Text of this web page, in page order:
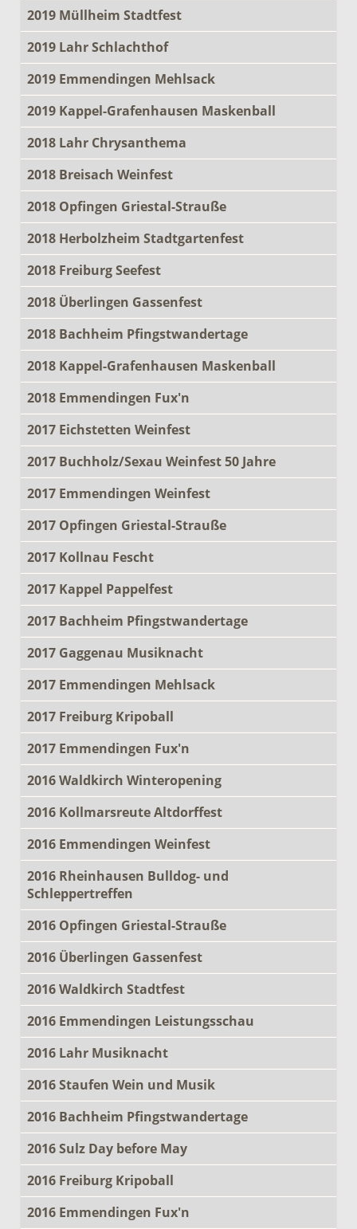
2019 Müllheim Stadtfest
2019 Lahr Schlachthof
2019 Emmendingen Mehlsack
2019 Kappel-Grafenhausen Maskenball
2018 Lahr Chrysanthema
2018 Breisach Weinfest
2018 Opfingen Griestal-Strauße
2018 Herbolzheim Stadtgartenfest
2018 Freiburg Seefest
2018 Überlingen Gassenfest
2018 Bachheim Pfingstwandertage
2018 Kappel-Grafenhausen Maskenball
2018 Emmendingen Fux'n
2017 Eichstetten Weinfest
2017 Buchholz/Sexau Weinfest 50 Jahre
2017 Emmendingen Weinfest
2017 Opfingen Griestal-Strauße
2017 Kollnau Fescht
2017 Kappel Pappelfest
2017 Bachheim Pfingstwandertage
2017 Gaggenau Musiknacht
2017 Emmendingen Mehlsack
2017 Freiburg Kripoball
2017 Emmendingen Fux'n
2016 Waldkirch Winteropening
2016 Kollmarsreute Altdorffest
2016 Emmendingen Weinfest
2016 Rheinhausen Bulldog- und
Schleppertreffen
2016 Opfingen Griestal-Strauße
2016 Überlingen Gassenfest
2016 Waldkirch Stadtfest
2016 Emmendingen Leistungsschau
2016 Lahr Musiknacht
2016 Staufen Wein und Musik
2016 Bachheim Pfingstwandertage
2016 Sulz Day before May
2016 Freiburg Kripoball
2016 Emmendingen Fux'n